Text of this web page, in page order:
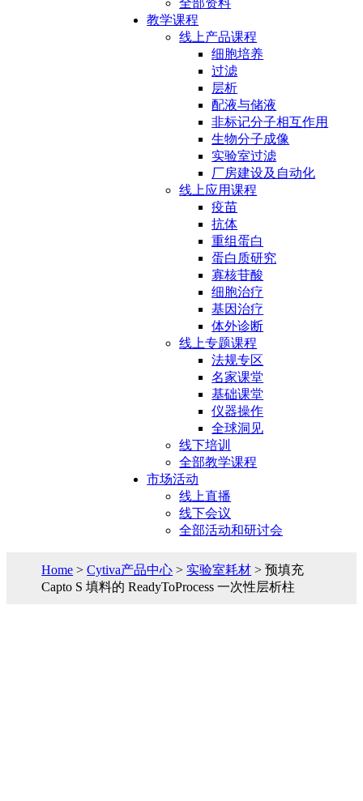
全部资料
教学课程
线上产品课程
细胞培养
过滤
层析
配液与储液
非标记分子相互作用
生物分子成像
实验室过滤
厂房建设及自动化
线上应用课程
疫苗
抗体
重组蛋白
蛋白质研究
寡核苷酸
细胞治疗
基因治疗
体外诊断
线上专题课程
法规专区
名家课堂
基础课堂
仪器操作
全球洞见
线下培训
全部教学课程
市场活动
线上直播
线下会议
全部活动和研讨会
Home >Cytiva产品中心 > 实验室耗材 > 预填充
Capto S 填料的 ReadyToProcess 一次性层析柱